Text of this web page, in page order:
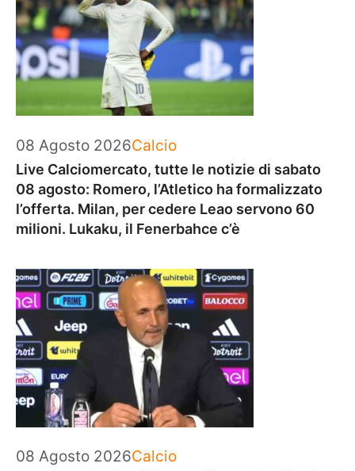
08 Agosto 2026Categorie
Calcio
Live Calciomercato, tutte le notizie di sabato
08 agosto: Romero, l’Atletico ha formalizzato
l’offerta. Milan, per cedere Leao servono 60
milioni. Lukaku, il Fenerbahce c’è
08 Agosto 2026Categorie
Calcio